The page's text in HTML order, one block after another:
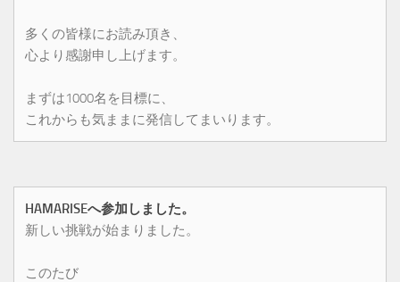
多くの皆様にお読み頂き、
心より感謝申し上げます。
まずは1000名を目標に、
これからも気ままに発信してまいります。
HAMARISEへ参加しました。
新しい挑戦が始まりました。
このたび